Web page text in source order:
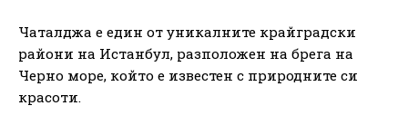
Чаталджа е един от уникалните крайградски
райони на Истанбул, разположен на брега на
Черно море, който е известен с природните си
красоти.